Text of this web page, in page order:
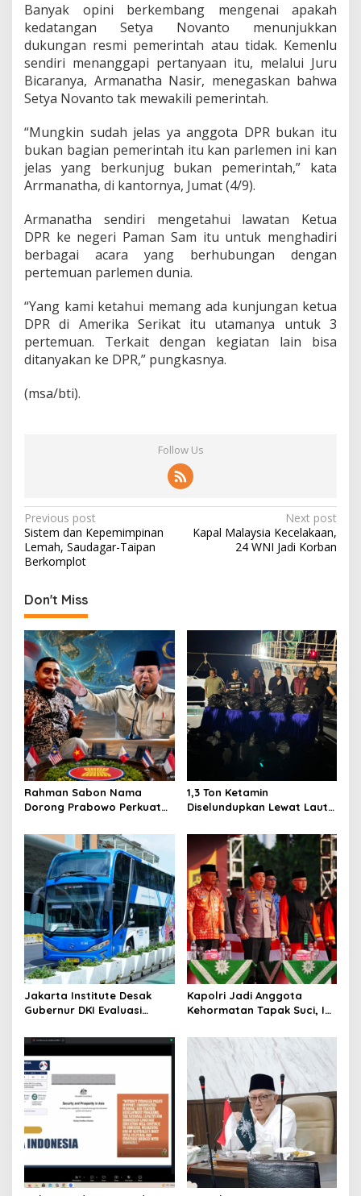
r
n
a
h
Banyak opini berkembang mengenai apakah
kedatangan Setya Novanto menunjukkan
dukungan resmi pemerintah atau tidak. Kemenlu
sendiri menanggapi pertanyaan itu, melalui Juru
Bicaranya, Armanatha Nasir, menegaskan bahwa
Setya Novanto tak mewakili pemerintah.
“Mungkin sudah jelas ya anggota DPR bukan itu
bukan bagian pemerintah itu kan parlemen ini kan
jelas yang berkunjug bukan pemerintah,” kata
Arrmanatha, di kantornya, Jumat (4/9).
Armanatha sendiri mengetahui lawatan Ketua
DPR ke negeri Paman Sam itu untuk menghadiri
berbagai acara yang berhubungan dengan
pertemuan parlemen dunia.
“Yang kami ketahui memang ada kunjungan ketua
DPR di Amerika Serikat itu utamanya untuk 3
pertemuan. Terkait dengan kegiatan lain bisa
ditanyakan ke DPR,” pungkasnya.
(msa/bti).
Follow Us
P
o
s
t
n
a
v
i
g
a
t
i
o
n
Previous post
Sistem dan Kepemimpinan
Lemah, Saudagar-Taipan
Berkomplot
Next post
Kapal Malaysia Kecelakaan,
24 WNI Jadi Korban
Don't Miss
Rahman Sabon Nama
Dorong Prabowo Perkuat
Dampak Perang Iran-Israel
1,3 Ton Ketamin
Diselundupkan Lewat Laut
Ditangkap
Jakarta Institute Desak
Gubernur DKI Evaluasi
Penumpang Diturunkan
Kapolri Jadi Anggota
Kehormatan Tapak Suci, Ini